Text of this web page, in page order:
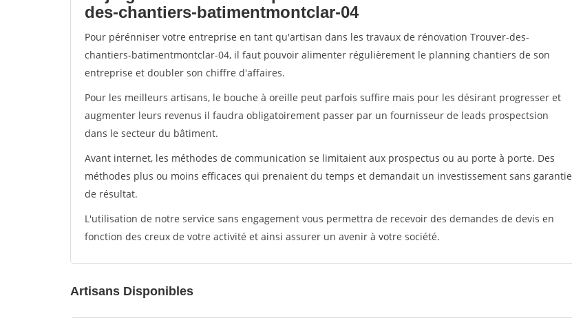
des-chantiers-batimentmontclar-04
Pour pérénniser votre entreprise en tant qu'artisan dans les travaux de rénovation Trouver-des-
chantiers-batimentmontclar-04, il faut pouvoir alimenter régulièrement le planning chantiers de son
entreprise et doubler son chiffre d'affaires.
Pour les meilleurs artisans, le bouche à oreille peut parfois suffire mais pour les désirant progresser et
augmenter leurs revenus il faudra obligatoirement passer par un fournisseur de leads prospectsion
dans le secteur du bâtiment.
Avant internet, les méthodes de communication se limitaient aux prospectus ou au porte à porte. Des
méthodes plus ou moins efficaces qui prenaient du temps et demandait un investissement sans garantie
de résultat.
L'utilisation de notre service sans engagement vous permettra de recevoir des demandes de devis en
fonction des creux de votre activité et ainsi assurer un avenir à votre société.
Artisans Disponibles